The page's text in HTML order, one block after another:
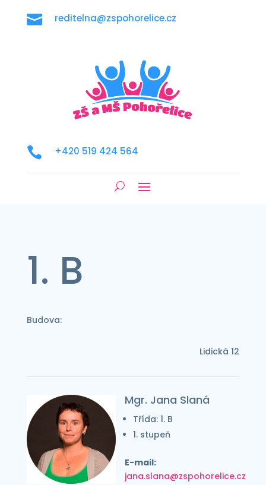
 reditelna@zspohorelice.cz
 +420 519 424 564
1. B
Budova:
Lidická 12
Mgr. Jana Slaná
Třída: 1. B
1. stupeň
E-mail:
jana.slana@zspohorelice.cz